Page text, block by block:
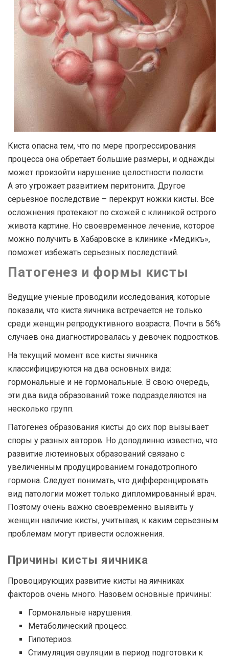
Киста опасна тем, что по мере прогрессирования
процесса она обретает большие размеры, и однажды
может произойти нарушение целостности полости.
А это угрожает развитием перитонита. Другое
серьезное последствие – перекрут ножки кисты. Все
осложнения протекают по схожей с клиникой острого
живота картине. Но своевременное лечение, которое
можно получить в Хабаровске в клинике «Медикъ»,
поможет избежать серьезных последствий.
Патогенез и формы кисты
Ведущие ученые проводили исследования, которые
показали, что киста яичника встречается не только
среди женщин репродуктивного возраста. Почти в 56%
случаев она диагностировалась у девочек подростков.
На текущий момент все кисты яичника
классифицируются на два основных вида:
гормональные и не гормональные. В свою очередь,
эти два вида образований тоже подразделяются на
несколько групп.
Патогенез образования кисты до сих пор вызывает
споры у разных авторов. Но доподлинно известно, что
развитие лютеиновых образований связано с
увеличенным продуцированием гонадотропного
гормона. Следует понимать, что дифференцировать
вид патологии может только дипломированный врач.
Поэтому очень важно своевременно выявить у
женщин наличие кисты, учитывая, к каким серьезным
проблемам могут привести осложнения.
Причины кисты яичника
Провоцирующих развитие кисты на яичниках
факторов очень много. Назовем основные причины:
Гормональные нарушения.
Метаболический процесс.
Гипотериоз.
Стимуляция овуляции в период подготовки к